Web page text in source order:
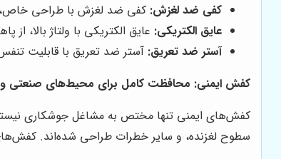
کفی ضد لغزش: کفی ضد لغزش با طراحی خاص،
عایق الکتریکی: عایق الکتریکی با ولتاژ بالا،
آستر ضد تعریق: آستر ضد تعریق با قابلیت
کفش ایمنی: محافظت کامل برای محیط‌های صنعتی و
کفش‌های ایمنی تنها مختص به مشاغل جوشکاری نیستند
سطوح لغزنده، و سایر خطرات طراحی شده‌اند. کفش‌های